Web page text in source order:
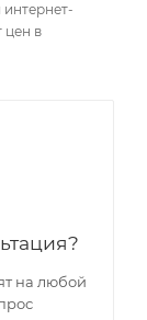
цен в
на любой